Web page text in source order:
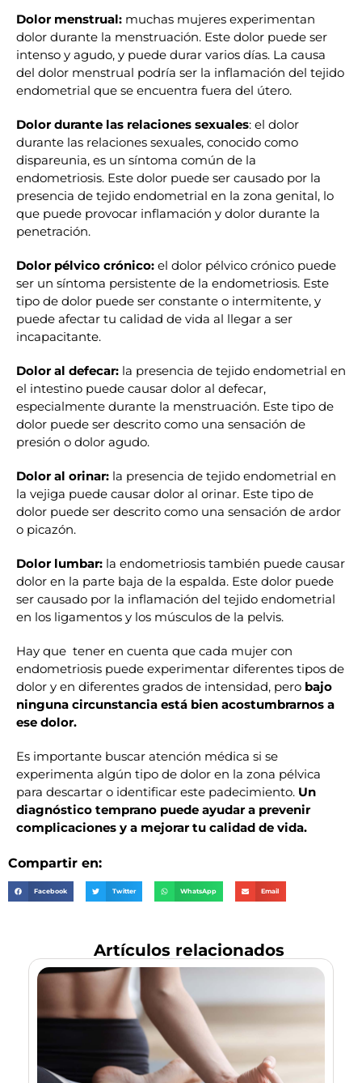
Dolor menstrual: muchas mujeres experimentan
dolor durante la menstruación. Este dolor puede ser
intenso y agudo, y puede durar varios días. La causa
del dolor menstrual podría ser la inflamación del tejido
endometrial que se encuentra fuera del útero.
Dolor durante las relaciones sexuales: el dolor
durante las relaciones sexuales, conocido como
dispareunia, es un síntoma común de la
endometriosis. Este dolor puede ser causado por la
presencia de tejido endometrial en la zona genital, lo
que puede provocar inflamación y dolor durante la
penetración.
Dolor pélvico crónico: el dolor pélvico crónico puede
ser un síntoma persistente de la endometriosis. Este
tipo de dolor puede ser constante o intermitente, y
puede afectar tu calidad de vida al llegar a ser
incapacitante.
Dolor al defecar: la presencia de tejido endometrial en
el intestino puede causar dolor al defecar,
especialmente durante la menstruación. Este tipo de
dolor puede ser descrito como una sensación de
presión o dolor agudo.
Dolor al orinar: la presencia de tejido endometrial en
la vejiga puede causar dolor al orinar. Este tipo de
dolor puede ser descrito como una sensación de ardor
o picazón.
Dolor lumbar: la endometriosis también puede causar
dolor en la parte baja de la espalda. Este dolor puede
ser causado por la inflamación del tejido endometrial
en los ligamentos y los músculos de la pelvis.
Hay que tener en cuenta que cada mujer con
endometriosis puede experimentar diferentes tipos de
dolor y en diferentes grados de intensidad, pero bajo
ninguna circunstancia está bien acostumbrarnos a
ese dolor.
Es importante buscar atención médica si se
experimenta algún tipo de dolor en la zona pélvica
para descartar o identificar este padecimiento. Un
diagnóstico temprano puede ayudar a prevenir
complicaciones y a mejorar tu calidad de vida.
Compartir en:
Facebook Twitter WhatsApp Email
Artículos relacionados